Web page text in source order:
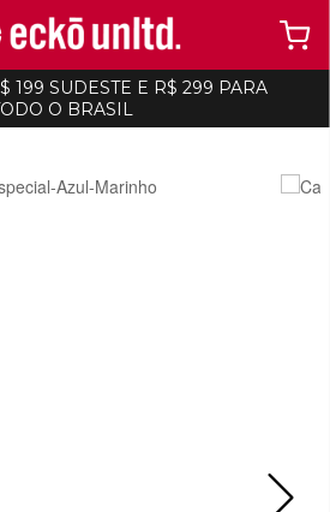
199 SUDESTE E R$ 299 PARA
O BRASIL